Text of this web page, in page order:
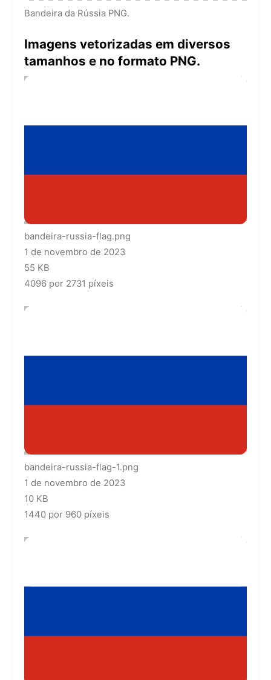
Bandeira da Rússia PNG.
Imagens vetorizadas em diversos
tamanhos e no formato PNG.
bandeira-russia-flag.png
1 de novembro de 2023
55 KB
4096 por 2731 píxeis
bandeira-russia-flag-1.png
1 de novembro de 2023
10 KB
1440 por 960 píxeis